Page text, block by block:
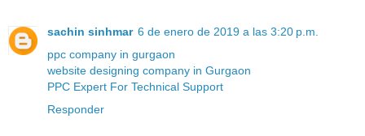
sachin sinhmar 6 de enero de 2019 a las 3:20 p.m.
ppc company in gurgaon
website designing company in Gurgaon
PPC Expert For Technical Support
Responder